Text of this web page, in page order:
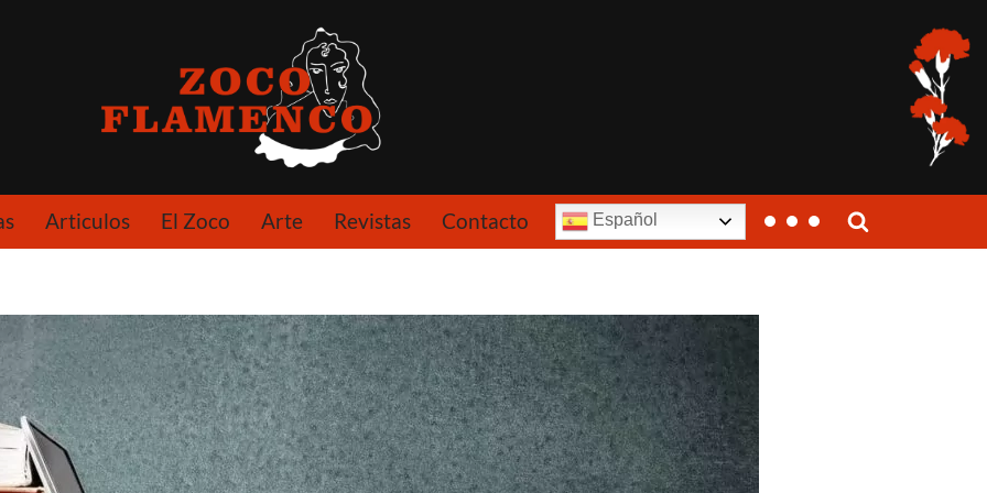
Articulos El Zoco Arte Revistas Contacto Español